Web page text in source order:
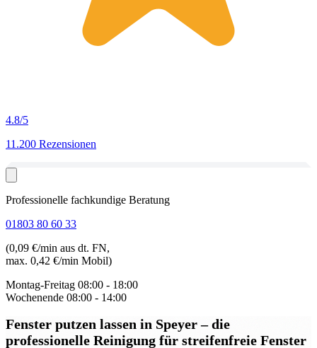
4.8/5
11.200 Rezensionen
Professionelle fachkundige Beratung
01803 80 60 33
(0,09 €/min aus dt. FN,
max. 0,42 €/min Mobil)
Montag-Freitag 08:00 - 18:00
Wochenende 08:00 - 14:00
Fenster putzen lassen in Speyer– die
professionelle Reinigung für streifenfreie Fenster